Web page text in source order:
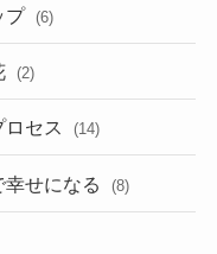
プ (6)
(2)
セス (14)
せになる (8)